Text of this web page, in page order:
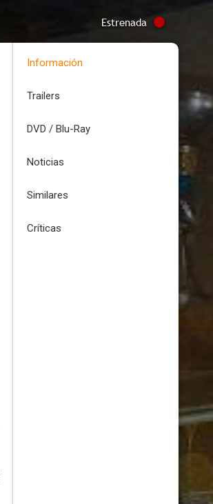
Estrenada
Información
Trailers
DVD / Blu-Ray
Noticias
Similares
Críticas